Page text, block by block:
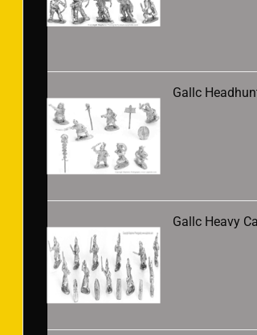
Gallc
Gallc Heavy